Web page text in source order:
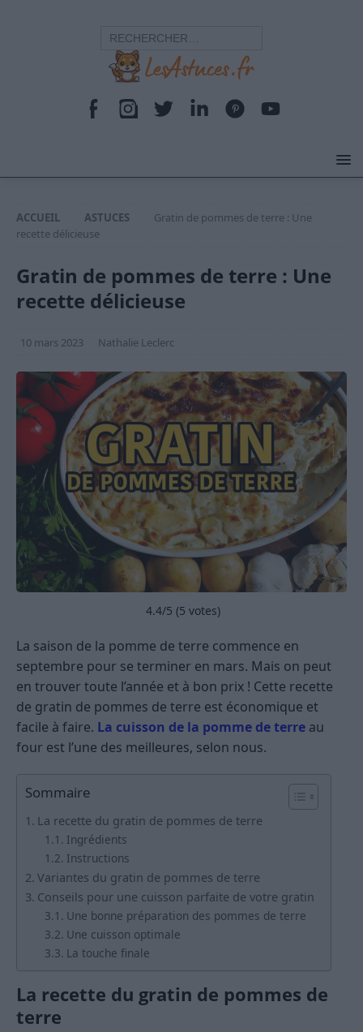
ACCUEIL ASTUCES
Gratin de pommes de terre : Une
recette délicieuse
Gratin de pommes de terre : Une
recette délicieuse
10 mars 2023 Nathalie Leclerc
4.4/5 (5 votes)
La saison de la pomme de terre commence en
septembre pour se terminer en mars. Mais on peut
en trouver toute l’année et à bon prix ! Cette recette
de gratin de pommes de terre est économique et
facile à faire. La cuisson de la pomme de terre au
four est l’une des meilleures, selon nous.
Sommaire
La recette du gratin de pommes de terre
Ingrédients
Instructions
Variantes du gratin de pommes de terre
Conseils pour une cuisson parfaite de votre gratin
Une bonne préparation des pommes de terre
Une cuisson optimale
La touche finale
La recette du gratin de pommes de
terre